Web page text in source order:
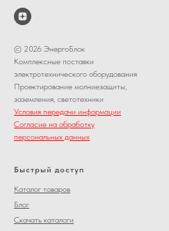
© 2026 ЭнергоБлок
Комплексные поставки
электротехнического оборудования
Проектирование молниезащиты,
заземления, светотехники
Условия передачи информации
Согласие на обработку
персональных данных
Быстрый доступ
Каталог товаров
Блог
Скачать каталоги